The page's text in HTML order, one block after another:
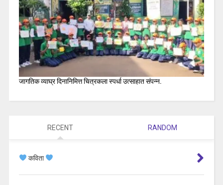
जागतिक व्याघ्र दिनानिमित्त चित्रकला स्पर्धा उत्साहात संपन्न.
RECENT RANDOM
कविता